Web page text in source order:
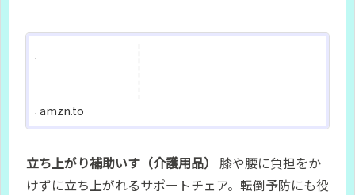
amzn.to
立ち上がり補助いす（介護用品） 膝や腰に負担をか
けずに立ち上がれるサポートチェア。転倒予防にも役